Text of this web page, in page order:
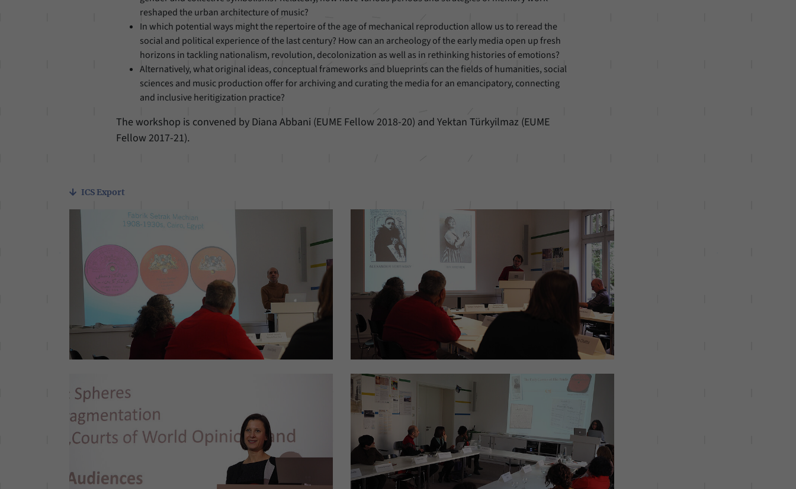
reshaped the urban architecture of music?
In which potential ways might the repertoire of the age of mechanical reproduction allow us to reread the
social and political experience of the last century? How can an archeology of the early media open up fresh
horizons in tackling nationalism, revolution, decolonization as well as in rethinking histories of emotions?
Alternatively, what original ideas, conceptual frameworks and blueprints can the fields of humanities, social
sciences and music production offer for archiving and curating the media for an emancipatory, connecting
and inclusive heritigization practice?
The workshop is convened by Diana Abbani (EUME Fellow 2018-20) and Yektan Türkyilmaz (EUME
Fellow 2017-21).
ICS Export